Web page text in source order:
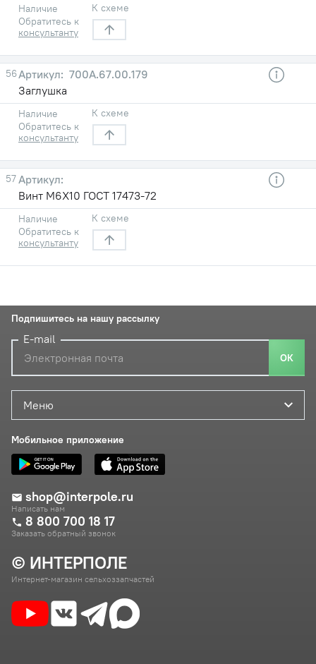
Наличие
Обратитесь к
консультанту
К схеме
56
700А.67.00.179
Заглушка
Наличие
Обратитесь к
консультанту
К схеме
57
Винт М6Х10 ГОСТ 17473-72
Наличие
Обратитесь к
консультанту
К схеме
© ИНТЕРПОЛЕ
Интернет-магазин сельхоззапчастей
Меню
Мобильное приложение
shop@interpole.ru
Написать нам
8 800 700 18 17
Заказать обратный звонок
Подпишитесь на нашу рассылку
E-mail
ОК